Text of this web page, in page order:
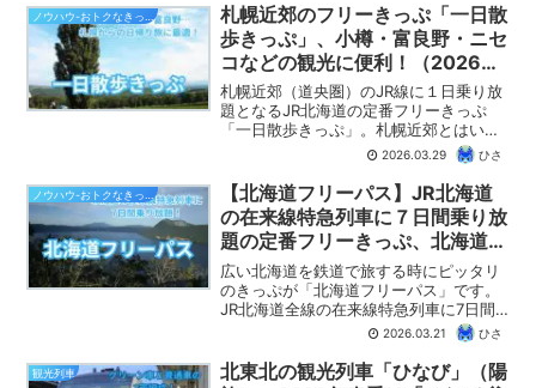
札幌近郊のフリーきっぷ「一日散
歩きっぷ」、小樽・富良野・ニセ
コなどの観光に便利！（2026年
度版）
札幌近郊（道央圏）のJR線に１日乗り放
題となるJR北海道の定番フリーきっぷ
「一日散歩きっぷ」。札幌近郊とはい
え、富良野や美瑛、小樽、余市、ニセコ
などがフリーエリアに入っているので、
札幌からの日帰り旅にも十分に活用でき
ます。この記事では「一日散歩きっぷ」
のおすすめ日帰りルートを紹介します。
2026.03.29 ひさ
【北海道フリーパス】JR北海道
の在来線特急列車に７日間乗り放
題の定番フリーきっぷ、北海道の
乗り鉄・周遊の旅におすすめで
す！（2026年版）
広い北海道を鉄道で旅する時にピッタリ
のきっぷが「北海道フリーパス」です。
JR北海道全線の在来線特急列車に7日間
乗り放題の万能フリーきっぷです。 【ひ
さの乗り鉄ブログ】では、「北海道フリ
ーパス」の概要、おすすめの使い方に加
2026.03.21 ひさ
観光列車
北東北の観光列車「ひなび」（陽